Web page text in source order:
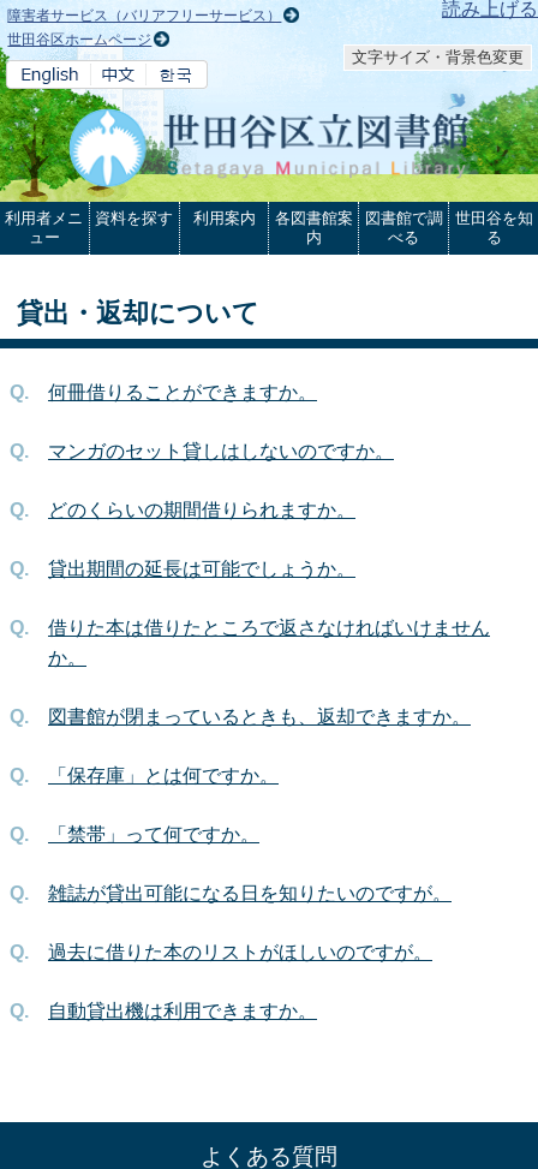
本文へ 読み上げる
障害者サービス（バリアフリーサービス）
世田谷区ホームページ
文字サイズ・背景色変更
利用者メニ
ュー
資料を探す 利用案内
各図書館案
内
図書館で調
べる
世田谷を知
る
貸出・返却について
何冊借りることができますか。
マンガのセット貸しはしないのですか。
どのくらいの期間借りられますか。
貸出期間の延長は可能でしょうか。
借りた本は借りたところで返さなければいけません
か。
図書館が閉まっているときも、返却できますか。
「保存庫」とは何ですか。
「禁帯」って何ですか。
雑誌が貸出可能になる日を知りたいのですが。
過去に借りた本のリストがほしいのですが。
自動貸出機は利用できますか。
よくある質問